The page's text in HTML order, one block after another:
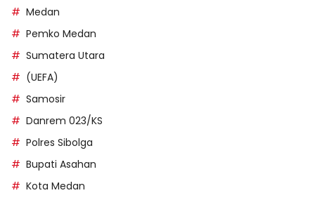
Medan
Pemko Medan
Sumatera Utara
(UEFA)
Samosir
Danrem 023/KS
Polres Sibolga
Bupati Asahan
Kota Medan